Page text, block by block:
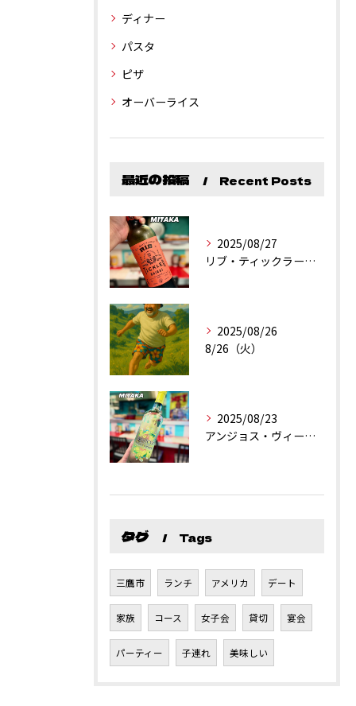
ディナー
パスタ
ピザ
オーバーライス
最近の投稿 Recent Posts
2025/08/27
リブ・ティックラー・カリフォルニア・シラーズ
2025/08/26
8/26（火）
2025/08/23
アンジョス・ヴィーニョ・ヴェルデ
タグ Tags
三鷹市 ランチ アメリカ デート
家族 コース 女子会 貸切 宴会
パーティー 子連れ 美味しい